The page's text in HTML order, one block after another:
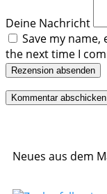
Deine Nachricht
Save my
the next time I
Rezension absenden
Neues aus dem